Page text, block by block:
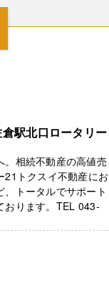
駅北口ロータリー
相続不動産の高値売
21トクスイ不動産にお
トータルでサポート
おります。TEL 043-